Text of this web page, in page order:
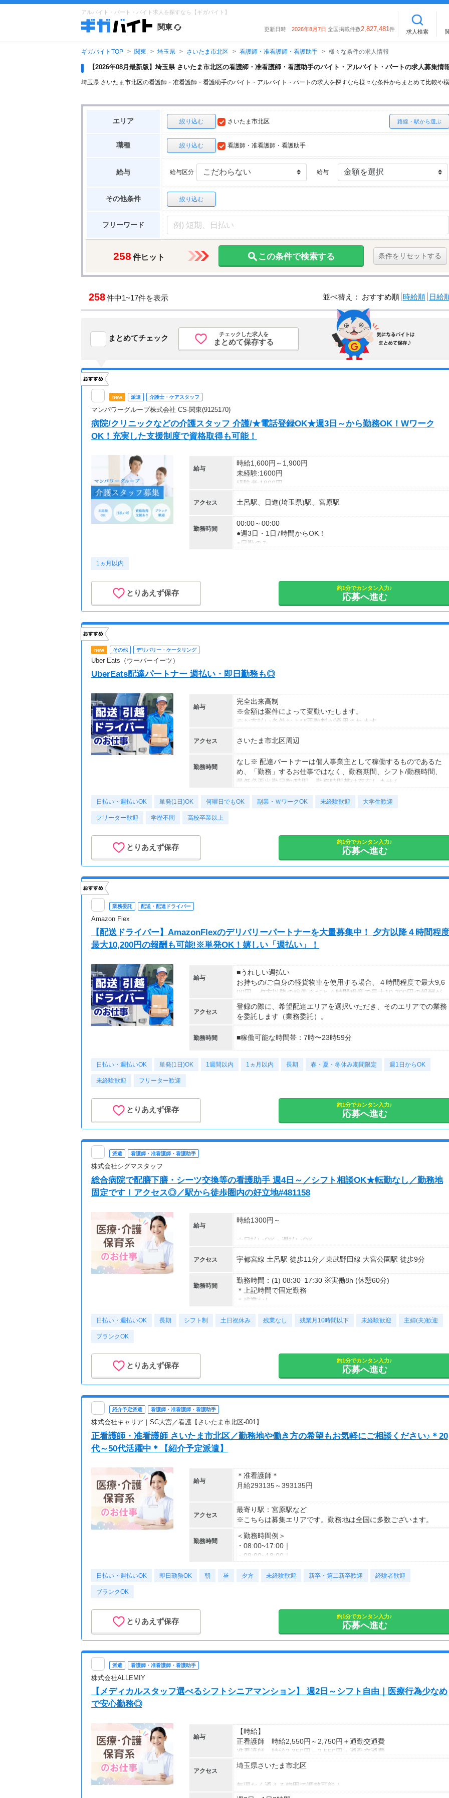
アルバイト・パート・バイト求人を探すなら【ギガバイト】
関東 更新日時 2026年8月7日 全国掲載件数2,827,481件 求人検索
ギガバイトTOP 関東 埼玉県 さいたま市北区 看護師・准看護師・看護助手 様々な条件の求人情報
【2026年08月最新版】埼玉県 さいたま市北区の看護師・准看護師・看護助手のバイト・アルバイト・パートの求人募集情
埼玉県 さいたま市北区の看護師・准看護師・看護助手のバイト・アルバイト・パートの求人を探すなら様々な条件からまとめて比較や
エリア 絞り込む 路線・駅から選ぶ
さいたま市北区
職種 絞り込む 看護師・准看護師・看護助手
給与 給与区分 給与
その他条件 絞り込む
フリーワード
258 件ヒット この条件で検索する 条件をリセットする
258件中1~17件を表示 並べ替え： おすすめ順 時給順 日給
まとめてチェック チェックした求人を
まとめて保存する
new 派遣 介護士・ケアスタッフ
マンパワーグループ株式会社 CS-関東(9125170)
病院/クリニックなどの介護スタッフ 介護/★電話登録OK★週3日～から勤務OK！Wワーク
OK！充実した支援制度で資格取得も可能！
給与
時給1,600円～1,900円
未経験:1600円
経験者:1800円
アクセス 土呂駅、日進(埼玉県)駅、宮原駅
勤務時間
00:00～00:00
●週3日・1日7時間からOK！
●日勤のみ
1ヵ月以内
とりあえず保存
約1分でカンタン入力♪
応募へ進む
new その他 デリバリー・ケータリング
Uber Eats（ウーバーイーツ）
UberEats配達パートナー 週払い・即日勤務も◎
給与
完全出来高制
※金額は案件によって変動いたします。
※お支払い条件および手数料が適用されます
アクセス さいたま市北区周辺
勤務時間
なし※ 配達パートナーは個人事業主として稼働するものであるた
め、「勤務」するお仕事ではなく、勤務期間、シフト/勤務時間、
最低必要出勤日数/時間、勤務時間帯は存在しません。
日払い・週払いOK 単発(1日)OK 何曜日でもOK 副業・ＷワークOK 未経験歓迎 大学生歓迎
フリーター歓迎 学歴不問 高校卒業以上
とりあえず保存
約1分でカンタン入力♪
応募へ進む
業務委託 配送・配達ドライバー
Amazon Flex
【配送ドライバー】AmazonFlexのデリバリーパートナーを大量募集中！ 夕方以降４時間程度
最大10,200円の報酬も可能!※単発OK！嬉しい「週払い」！
給与
■うれしい週払い
お持ちの/ご自身の軽貨物車を使用する場合、４時間程度で最大9,6
00円。夕方以降の稼働※だと４時間程度で最大10,200円の報酬が
獲得可能！給与ではなく、委託業務に応じた報酬をお支払いする業
務委託のお仕事です。うれしい週払い。
※関東圏4-6月に１8時以降稼働した場合を想定。地域により異な
ります
※報酬は規約にしたがい配達完了の15日後に支払いますが、可能
な場合は、より早く、週払いで前週稼働分をお支払いします。
アクセス
登録の際に、希望配達エリアを選択いただき、そのエリアでの業務
を委託します（業務委託）。
勤務時間 ■稼働可能な時間帯：7時〜23時59分
日払い・週払いOK 単発(1日)OK 1週間以内 1ヵ月以内 長期 春・夏・冬休み期間限定 週1日からOK
未経験歓迎 フリーター歓迎
とりあえず保存
約1分でカンタン入力♪
応募へ進む
派遣 看護師・准看護師・看護助手
株式会社シグマスタッフ
総合病院で配膳下膳・シーツ交換等の看護助手 週4日～／シフト相談OK★転勤なし／勤務地
固定です！アクセス◎／駅から徒歩圏内の好立地#481158
給与
時給1300円～
☆日払いOK・週払いOK
☆前給制度
☆交通費全額支給
☆社会保険完備
アクセス 宇都宮線 土呂駅 徒歩11分／東武野田線 大宮公園駅 徒歩9分
勤務時間
勤務時間：(1) 08:30ｰ17:30 ※実働8h (休憩60分)
＊上記時間で固定勤務
＊残業なし
【早番】7：00ｰ16：00
☆土日祝休み相談OK
☆平日のみ相談OK
日払い・週払いOK 長期 シフト制 土日祝休み 残業なし 残業月10時間以下 未経験歓迎 主婦(夫)歓迎
ブランクOK
とりあえず保存
約1分でカンタン入力♪
応募へ進む
紹介予定派遣 看護師・准看護師・看護助手
株式会社キャリア｜SC大宮／看護【さいたま市北区-001】
正看護師・准看護師 さいたま市北区／勤務地や働き方の希望もお気軽にご相談ください♪＊20
代～50代活躍中＊【紹介予定派遣】
給与
＊准看護師＊
月給293135～393135円
＊正看護師＊
月給308563～408563円
アクセス
最寄り駅：宮原駅など
※こちらは募集エリアです。勤務地は全国に多数ございます。
勤務時間
＜勤務時間例＞
・08:00~17:00｜
・09:00~18:00｜
・11:00~20:00｜など
日払い・週払いOK 即日勤務OK 朝 昼 夕方 未経験歓迎 新卒・第二新卒歓迎 経験者歓迎
ブランクOK
とりあえず保存
約1分でカンタン入力♪
応募へ進む
派遣 看護師・准看護師・看護助手
株式会社ALLEMIY
【メディカルスタッフ選べるシフトシニアマンション】 週2日～シフト自由｜医療行為少なめ
で安心勤務◎
給与
【時給】
正看護師 時給2,550円～2,750円＋通勤交通費
准看護師 時給2,350円～2,550円＋通勤交通費
※急な出費も安心！日払いOK
アクセス
埼玉県さいたま市北区
無理なく通える範囲で調整可能！
※受動喫煙対策有（屋内禁煙）